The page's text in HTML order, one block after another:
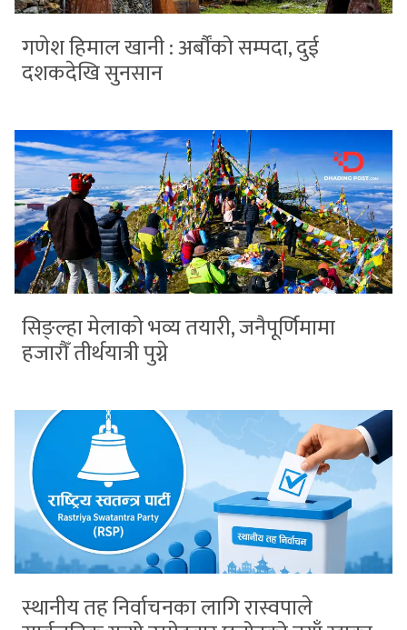
गणेश हिमाल खानी : अर्बौंको सम्पदा, दुई
दशकदेखि सुनसान
सिङ्ल्हा मेलाको भव्य तयारी, जनैपूर्णिमामा
हजारौँ तीर्थयात्री पुग्ने
स्थानीय तह निर्वाचनका लागि रास्वपाले